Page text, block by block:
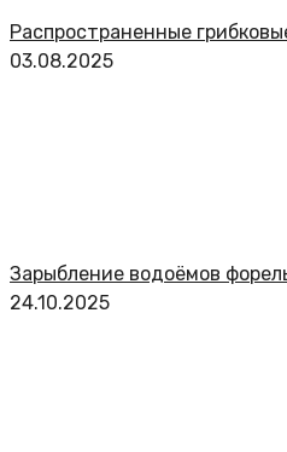
Распространенные
03.08.2025
Зарыбление водоёмов
24.10.2025